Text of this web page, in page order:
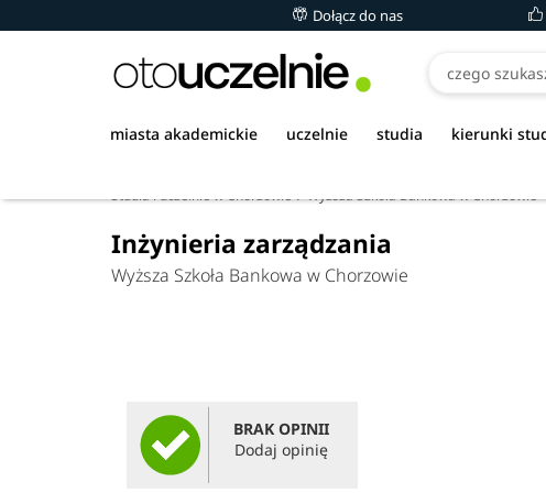
Dołącz do nas
miasta akademickie uczelnie studia kierunki
Studia i uczelnie w Chorzowie Wyższa Szkoła Bankowa w Chorzowie
Inżynieria zarządzania
Wyższa Szkoła Bankowa w Chorzowie
BRAK OPINII
Dodaj opinię